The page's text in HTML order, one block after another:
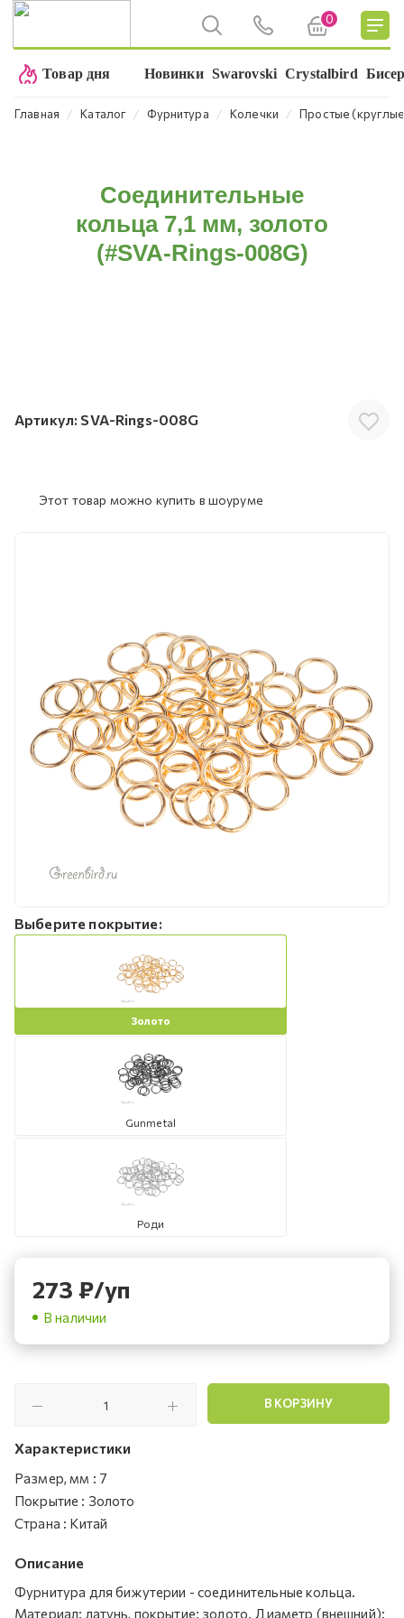
0
Товар дня Новинки Swarovski Crystalbird
Главная ⁄ Каталог ⁄ Фурнитура ⁄ Колечки ⁄ Простые
Соединительные
кольца 7,1 мм, золото
(#SVA-Rings-008G)
Артикул: SVA-Rings-008G
Этот товар можно купить в шоуруме
Выберите покрытие:
Золото
Gunmetal
Роди
273 ₽/уп
В наличии
В КОРЗИНУ
Характеристики
Размер, мм : 7
Покрытие : Золото
Страна : Китай
Описание
Фурнитура для бижутерии - соединительные кольца.
Материал: латунь, покрытие: золото. Диаметр (внешний):